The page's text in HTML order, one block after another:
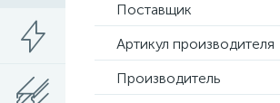
Поставщик
Артикул производителя
Производитель